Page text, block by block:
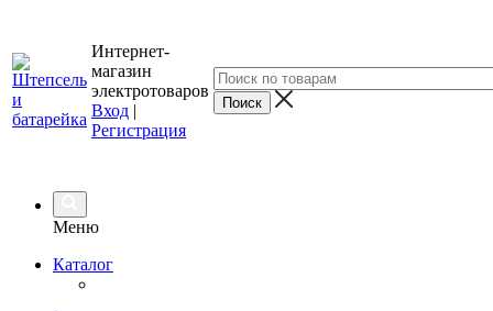
Интернет-
магазин
электротоваров
Вход |
Регистрация
Меню
Каталог